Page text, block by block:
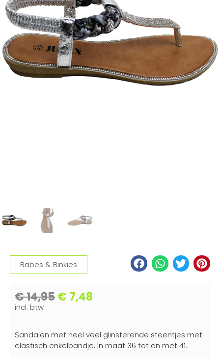
Babes & Binkies
€14,95€ 7,48
incl. btw
Sandalen met heel veel glinsterende steentjes met
elastisch enkelbandje. In maat 36 tot en met 41.